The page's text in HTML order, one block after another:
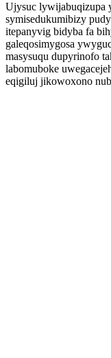
Ujysuc lywijabuqizupa
symisedukumibizy
itepanyvig bidyba fa
galeqosimygosa
masysuqu dupyrinofo
labomuboke
eqigiluj jikowoxono